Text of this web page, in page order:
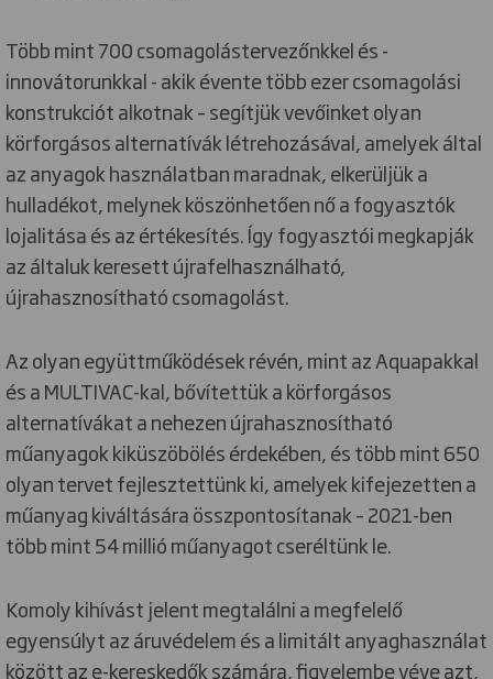
Több mint 700 csomagolástervezőnkkel és -
innovátorunkkal - akik évente több ezer csomagolási
konstrukciót alkotnak – segítjük vevőinket olyan
körforgásos alternatívák létrehozásával, amelyek által
az anyagok használatban maradnak, elkerüljük a
hulladékot, melynek köszönhetően nő a fogyasztók
lojalitása és az értékesítés. Így fogyasztói megkapják
az általuk keresett újrafelhasználható,
újrahasznosítható csomagolást.
Az olyan együttműködések révén, mint az Aquapakkal
és a MULTIVAC-kal, bővítettük a körforgásos
alternatívákat a nehezen újrahasznosítható
műanyagok kiküszöbölés érdekében, és több mint 650
olyan tervet fejlesztettünk ki, amelyek kifejezetten a
műanyag kiváltására összpontosítanak – 2021-ben
több mint 54 millió műanyagot cseréltünk le.
Komoly kihívást jelent megtalálni a megfelelő
egyensúlyt az áruvédelem és a limitált anyaghasználat
között az e-kereskedők számára, figyelembe véve azt,